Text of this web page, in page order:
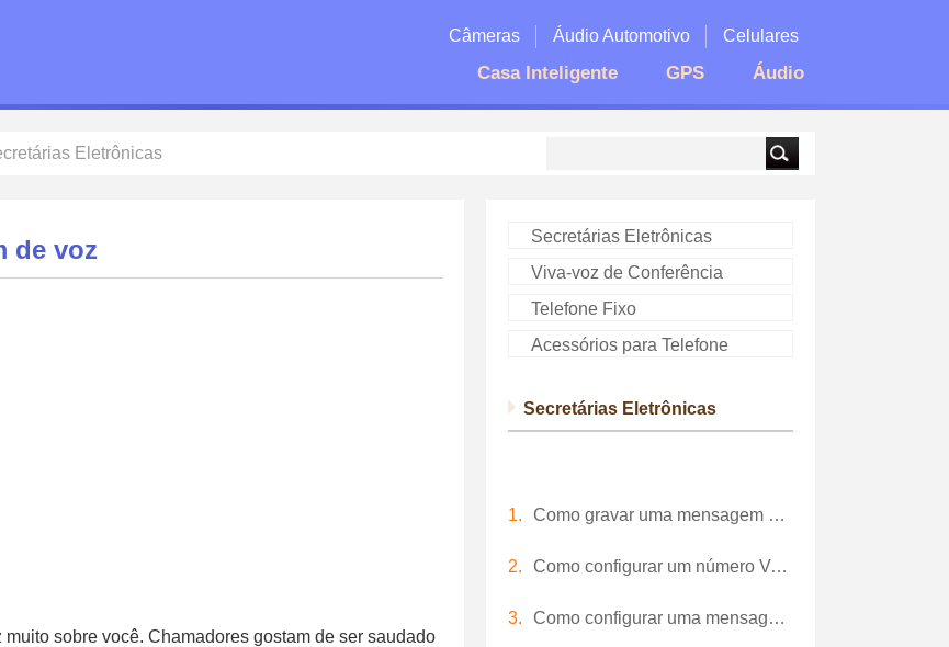
Câmeras Áudio Automotivo Celulares
Casa Inteligente GPS Áudio
Eletrônicas
de voz
sobre você. Chamadores gostam de ser saudado
Secretárias Eletrônicas
Viva-voz de Conferência
Telefone Fixo
Acessórios para Telefone
Secretárias Eletrônicas
Como gravar uma mensagem de correio de voz
Como configurar um número Voicemail
Como configurar uma mensagem de voz